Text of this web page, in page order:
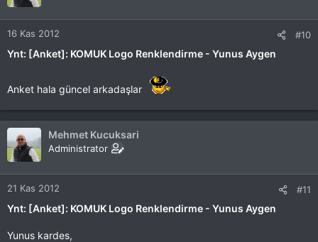
16 Kas 2012 #10
Ynt: [Anket]: KOMUK Logo Renklendirme - Yunus Aygen
Anket hala güncel arkadaşlar
Mehmet Kucuksari
Administrator
21 Kas 2012 #11
Ynt: [Anket]: KOMUK Logo Renklendirme - Yunus Aygen
Yunus kardes,